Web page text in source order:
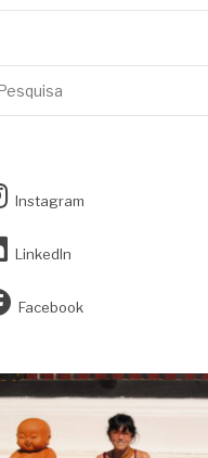
Instagram
LinkedIn
Facebook